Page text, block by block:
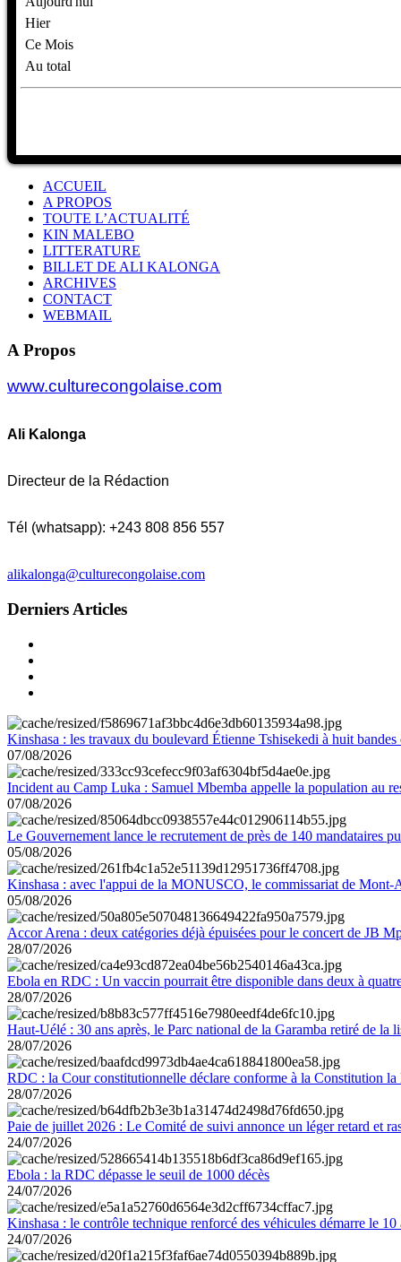
Hier
Ce Mois
Au total
ACCUEIL
A PROPOS
TOUTE L’ACTUALITÉ
KIN MALEBO
LITTERATURE
BILLET DE ALI KALONGA
ARCHIVES
CONTACT
WEBMAIL
A Propos
www.culturecongolaise.com
Ali Kalonga
Directeur de la Rédaction
Tél (whatsapp): +243 808 856 557
alikalonga@culturecongolaise.com
Derniers Articles
Kinshasa : les travaux du boulevard Étienne Tshisekedi à huit
07/08/2026
Incident au Camp Luka : Samuel Mbemba appelle la population au
07/08/2026
Le Gouvernement lance le recrutement de près de 140 mandataires
05/08/2026
Kinshasa : avec l'appui de la MONUSCO, le commissariat de Mont-
05/08/2026
Accor Arena : deux catégories déjà épuisées pour le concert de JB
28/07/2026
Ebola en RDC : Un vaccin pourrait être disponible dans deux à
28/07/2026
Haut-Uélé : 30 ans après, le Parc national de la Garamba retiré de la
28/07/2026
RDC : la Cour constitutionnelle déclare conforme à la Constitution la
28/07/2026
Paie de juillet 2026 : Le Comité de suivi annonce un léger retard et
24/07/2026
Ebola : la RDC dépasse le seuil de 1000 décès
24/07/2026
Kinshasa : le contrôle technique renforcé des véhicules démarre le 10
24/07/2026